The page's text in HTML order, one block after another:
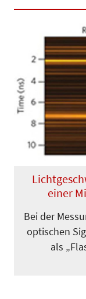
einer
Bei der
optischen
als